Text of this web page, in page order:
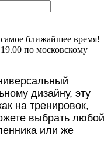
ближайшее время!
по московскому
дизайну, эту
на тренировок,
выбрать любой
или же